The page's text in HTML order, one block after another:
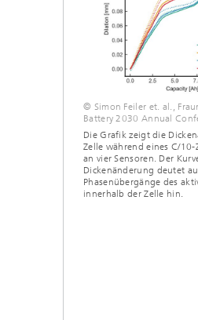
© Simon Feiler et. al.,
Battery 2030 Annual
Die Grafik zeigt die
Zelle während eines C/10-
an vier Sensoren. Der
Dickenänderung deutet
Phasenübergänge des
innerhalb der Zelle hin.